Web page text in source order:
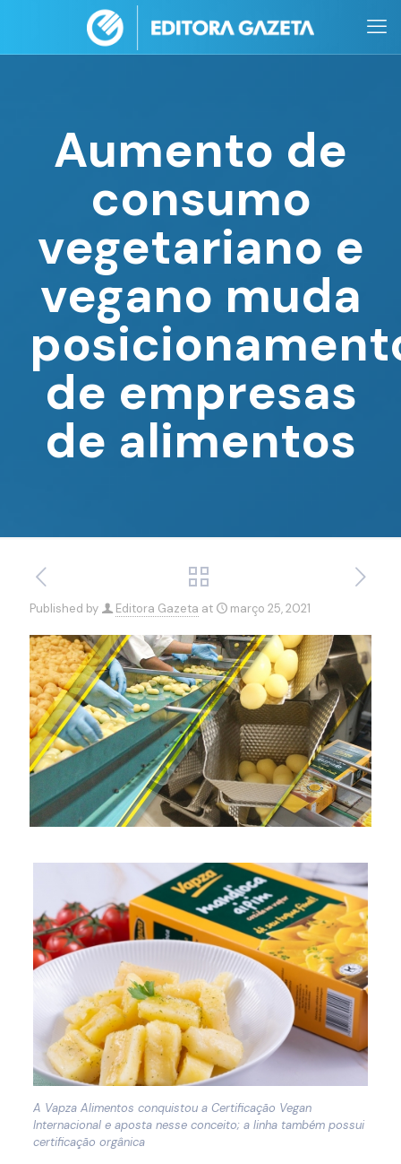
Aumento de
consumo
vegetariano e
vegano muda
de empresas
de alimentos
Published by Editora Gazeta at março 25, 2021
A Vapza Alimentos conquistou a Certificação Vegan
Internacional e aposta nesse conceito; a linha também possui
certificação orgânica